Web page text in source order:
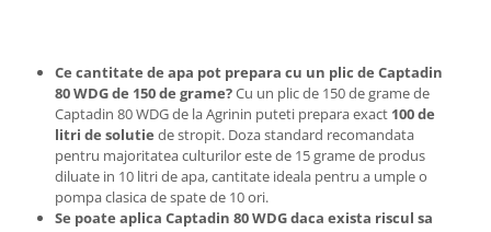
drujba
Demarouri drujba
Discuri debitare
Discuri motocoasa
Diverse
Ce cantitate de apa pot prepara cu un plic de Captadin
80 WDG de 150 de grame?Cu un plic de 150 de grame de
Captadin 80 WDG de la Agrinin puteti prepara exact 100 de
litri de solutie de stropit. Doza standard recomandata
pentru majoritatea culturilor este de 15 grame de produs
diluate in 10 litri de apa, cantitate ideala pentru a umple o
pompa clasica de spate de 10 ori.
Se poate aplica Captadin 80 WDG daca exista riscul sa